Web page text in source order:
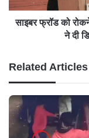
साइबर फ्रॉड को
ने दी
Related Articles